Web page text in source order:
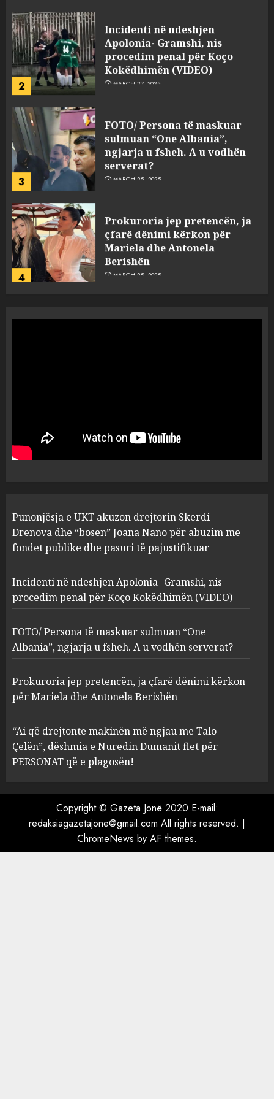
2
Incidenti në ndeshjen
Apolonia- Gramshi, nis
procedim penal për Koço
Kokëdhimën (VIDEO)
MARCH 27, 2025
3
FOTO/ Persona të maskuar
sulmuan “One Albania”,
ngjarja u fsheh. A u vodhën
serverat?
MARCH 25, 2025
4
Prokuroria jep pretencën, ja
çfarë dënimi kërkon për
Mariela dhe Antonela
Berishën
MARCH 25, 2025
1
“bosen” Joana Nano për
abuzim me fondet publike dhe
pasuri të pajustifikuar
2
Apolonia- Gramshi, nis
procedim penal për Koço
Kokëdhimën (VIDEO)
MARCH 27, 2025
3
FOTO/ Persona të maskuar
sulmuan “One Albania”,
ngjarja u fsheh. A u vodhën
serverat?
MARCH 25, 2025
4
Prokuroria jep pretencën, ja
çfarë dënimi kërkon për
Berishën
MARCH 25, 2025
ngjau me Talo Çelën”,
dëshmia e Nuredin Dumanit
flet për PERSONAT që e
plagosën!
Punonjësja e UKT akuzon drejtorin Skerdi
Drenova dhe “bosen” Joana Nano për abuzim me
fondet publike dhe pasuri të pajustifikuar
Incidenti në ndeshjen Apolonia- Gramshi, nis
procedim penal për Koço Kokëdhimën (VIDEO)
FOTO/ Persona të maskuar sulmuan “One
Albania”, ngjarja u fsheh. A u vodhën serverat?
Prokuroria jep pretencën, ja çfarë dënimi kërkon
për Mariela dhe Antonela Berishën
“Ai që drejtonte makinën më ngjau me Talo
Çelën”, dëshmia e Nuredin Dumanit flet për
PERSONAT që e plagosën!
Copyright © Gazeta Jonë 2020 E-mail:
redaksiagazetajone@gmail.com All rights reserved. |
ChromeNews by AF themes.